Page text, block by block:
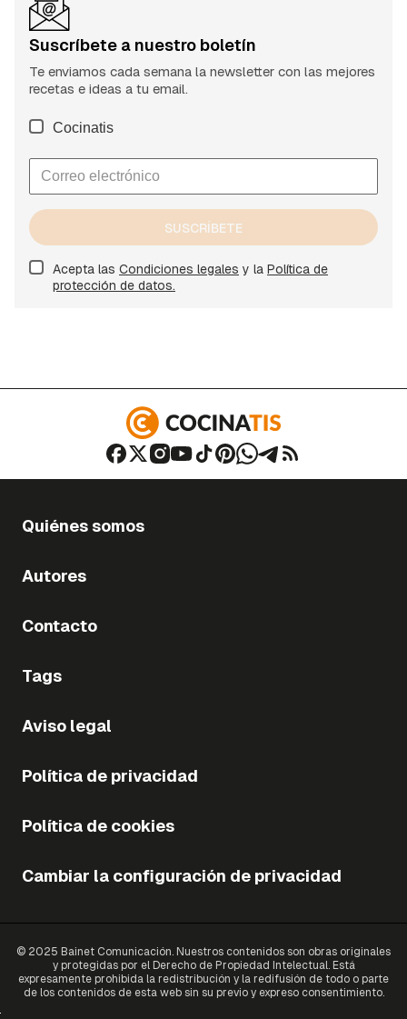
Suscríbete a nuestro boletín
Te enviamos cada semana la newsletter con las mejores
recetas e ideas a tu email.
Cocinatis
SUSCRÍBETE
Acepta las Condiciones legales y la Política de
protección de datos.
Quiénes somos
Autores
Contacto
Tags
Aviso legal
Política de privacidad
Política de cookies
Cambiar la configuración de privacidad
© 2025 Bainet Comunicación. Nuestros contenidos son obras originales
y protegidas por el Derecho de Propiedad Intelectual. Está
expresamente prohibida la redistribución y la redifusión de todo o parte
de los contenidos de esta web sin su previo y expreso consentimiento.